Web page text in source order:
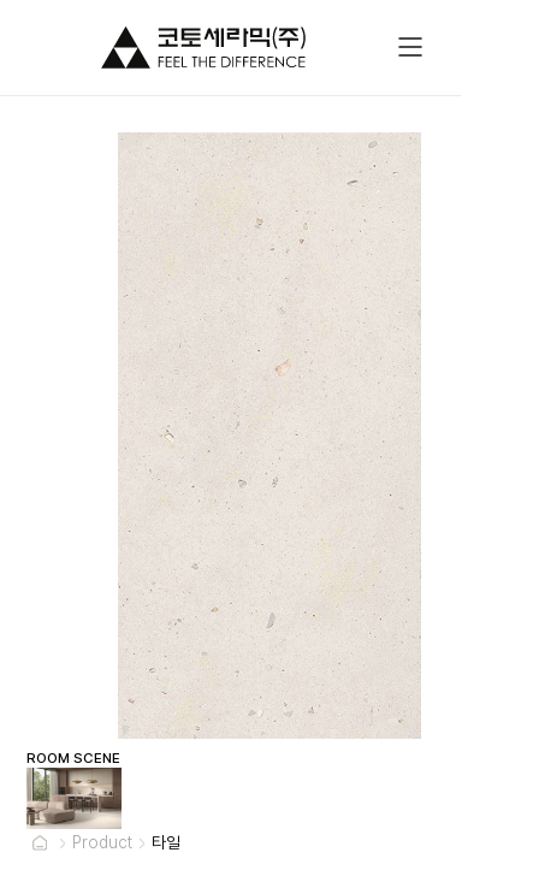
ROOM SCENE
Product 타일